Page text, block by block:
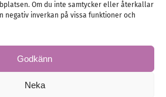
Om du inte samtycker eller återkallar
negativ inverkan på vissa funktioner och
Godkänn
Neka